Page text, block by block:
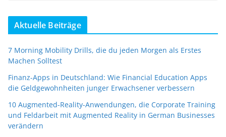
Aktuelle Beiträge
7 Morning Mobility Drills, die du jeden Morgen als Erstes
Machen Solltest
Finanz-Apps in Deutschland: Wie Financial Education Apps
die Geldgewohnheiten junger Erwachsener verbessern
10 Augmented-Reality-Anwendungen, die Corporate Training
und Feldarbeit mit Augmented Reality in German Businesses
verändern